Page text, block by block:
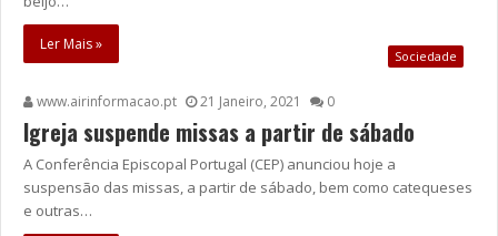
Ler Mais »
Sociedade
www.airinformacao.pt 21 Janeiro, 2021 0
Igreja suspende missas a partir de sábado
A Conferência Episcopal Portugal (CEP) anunciou hoje a
suspensão das missas, a partir de sábado, bem como catequeses
e outras…